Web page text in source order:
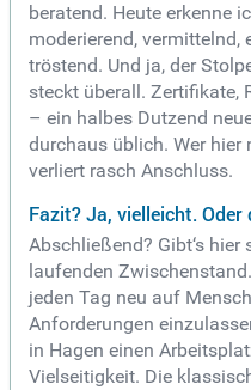
beratend. Heute erkenne
moderierend,
tröstend. Und ja, der
steckt überall. Zertifikate,
– ein halbes Dutzend
durchaus üblich. Wer hier
verliert rasch Anschluss.
Fazit? Ja, vielleicht.
Abschließend? Gibt‘s hier
laufenden
jeden Tag neu auf
Anforderungen
in Hagen einen
Vielseitigkeit. Die